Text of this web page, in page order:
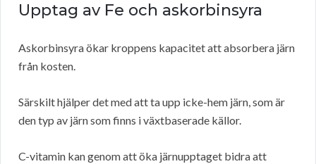
Upptag av Fe och askorbinsyra
Askorbinsyra ökar kroppens kapacitet att absorbera järn
från kosten.
Särskilt hjälper det med att ta upp icke-hem järn, som är
den typ av järn som finns i växtbaserade källor.
C-vitamin kan genom att öka järnupptaget bidra att